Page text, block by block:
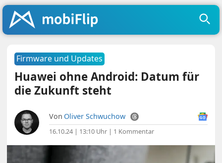
Firmware und Updates
Huawei ohne Android: Datum für
die Zukunft steht
Von Oliver Schwuchow
16.10.24 | 13:10 Uhr | 1 Kommentar